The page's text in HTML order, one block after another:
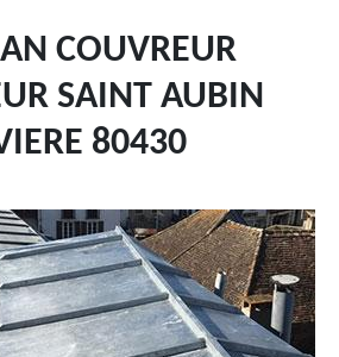
COUVREUR
SAINT AUBIN
80430